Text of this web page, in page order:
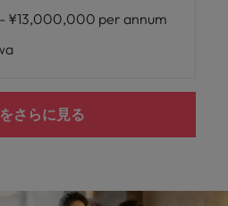
per annum
さらに見る